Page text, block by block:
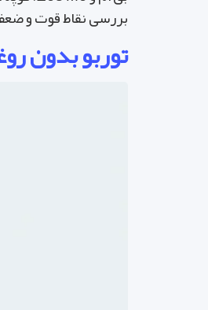
بررسی نقاط قوت و
توربو بدون